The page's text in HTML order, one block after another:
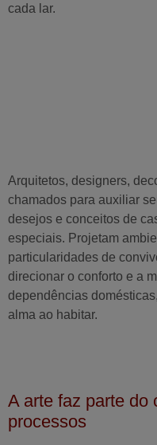
cada lar.
Arquitetos, designers,
chamados para auxiliar
desejos e conceitos de
especiais. Projetam
particularidades de
direcionar o conforto e a
dependências
alma ao habitar.
A arte faz parte do
processos